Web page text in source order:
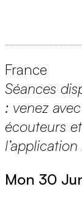
France
Séances
: venez
écouteurs
Mon 30